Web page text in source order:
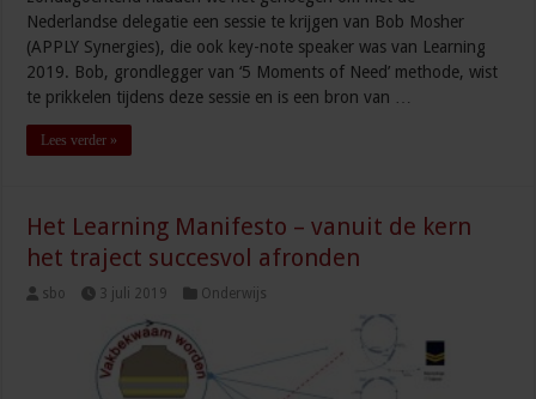
Nederlandse delegatie een sessie te krijgen van Bob Mosher
(APPLY Synergies), die ook key-note speaker was van Learning
2019. Bob, grondlegger van ‘5 Moments of Need’ methode, wist
te prikkelen tijdens deze sessie en is een bron van …
Lees verder »
Het Learning Manifesto – vanuit de kern
het traject succesvol afronden
sbo 3 juli 2019 Onderwijs